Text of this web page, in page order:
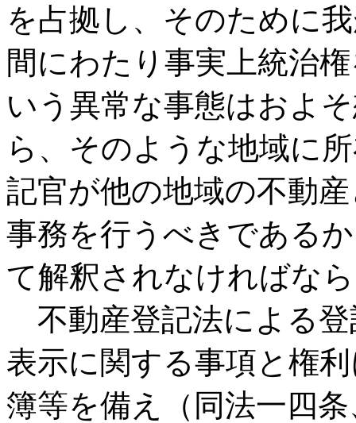
を占拠し、そのために
間にわたり事実上統治
いう異常な事態はおよ
ら、そのような地域に
記官が他の地域の不動
事務を行うべきである
て解釈されなければな
不動産登記法による登
表示に関する事項と権
簿等を備え（同法一四